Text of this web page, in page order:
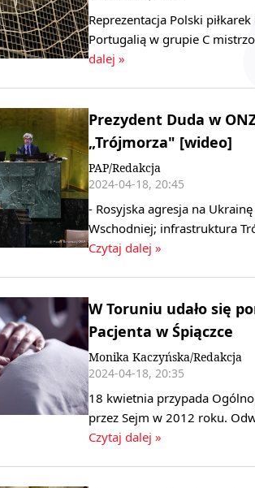
Reprezentacja Polski
Portugalią w grupie C
dalej »
Prezydent Duda w
„Trójmorza" [wideo]
PAP/Redakcja
2024-04-18, 20:45
- Rosyjska agresja na
Wschodniej; infrastruktura
Czytaj dalej »
W Toruniu udało się
Pacjenta w Śpiączce
Monika Kaczyńska/Redakcja
2024-04-18, 20:35
18 kwietnia przypada
przez Sejm w 2012 roku.
Czytaj dalej »